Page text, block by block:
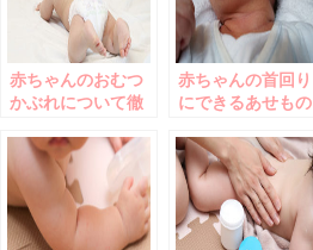
赤ちゃんのおむつ
かぶれについて徹
赤ちゃんの首回り
にできるあせもの